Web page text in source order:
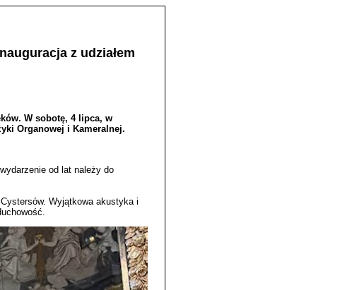
z udziałem
W sobotę, 4 lipca, w
Organowej i Kameralnej.
od lat należy do
Wyjątkowa akustyka i